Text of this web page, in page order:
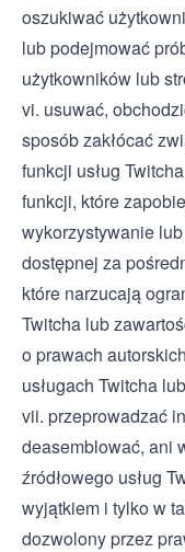
oszukiwać
lub podejmować
użytkowników lub
vi. usuwać,
sposób zakłócać
funkcji usług
funkcji, które
wykorzystywanie
dostępnej za
które narzucają
Twitcha lub
o prawach
usługach Twitcha
vii. przeprowadzać
deasemblować, ani
źródłowego usług
wyjątkiem i tylko w
dozwolony przez